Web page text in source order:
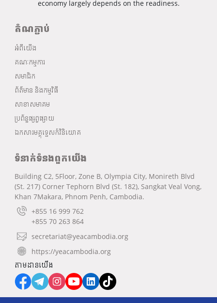
economy largely depends on the readiness.
តំណភ្ជាប់
អំពីយើង
គណៈកម្មការ
សមាជិក
ព័ត៌មាន និងកម្មវិធី
សាខាសមាគម
ប្រព័ន្ធផ្សព្វផ្សាយ
ឯកសារមគ្គុទ្ទេសក៍វិនិយោគ
ទំនាក់ទំនងពួកយើង
Building C2, 5Floor, Zone B, Olympia City, Monireth Blvd
(St. 217) Corner Tephorn Blvd (St. 182), Sangkat Veal Vong,
Khan 7Makara, Phnom Penh, Cambodia.
+855 16 999 762
+855 70 263 864
secretariat@yeacambodia.org
https://yeacambodia.org
តាមដានយើង